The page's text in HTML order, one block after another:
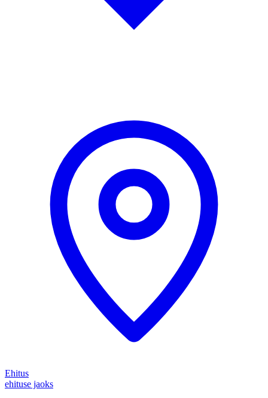
Ehitus
ehituse jaoks